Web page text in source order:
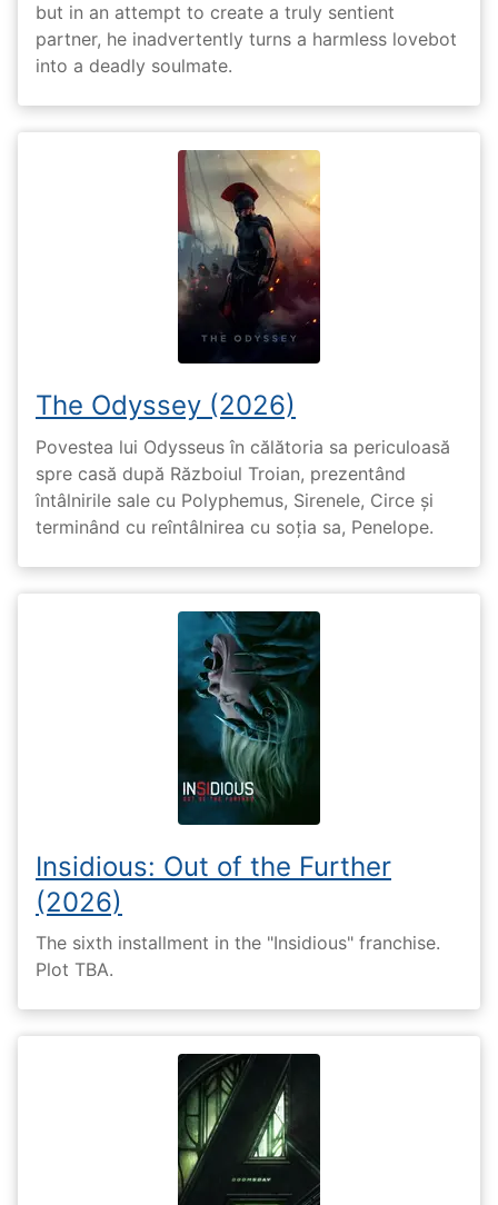
but in an attempt to create a truly sentient
partner, he inadvertently turns a harmless lovebot
into a deadly soulmate.
The Odyssey (2026)
Povestea lui Odysseus în călătoria sa periculoasă
spre casă după Războiul Troian, prezentând
întâlnirile sale cu Polyphemus, Sirenele, Circe și
terminând cu reîntâlnirea cu soția sa, Penelope.
Insidious: Out of the Further
(2026)
The sixth installment in the "Insidious" franchise.
Plot TBA.